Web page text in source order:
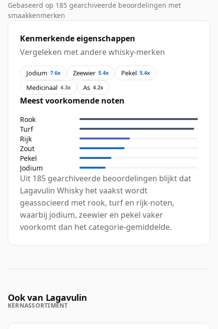
Gebaseerd op 185 gearchiveerde beoordelingen met
smaakkenmerken
Kenmerkende eigenschappen
Vergeleken met andere whisky-merken
Jodium 7.6x Zeewier 5.4x Pekel 5.4x
Medicinaal 4.3x As 4.2x
Meest voorkomende noten
Rook
Turf
Rijk
Zout
Pekel
Jodium
Uit 185 gearchiveerde beoordelingen blijkt dat
Lagavulin Whisky het vaakst wordt
geassocieerd met rook, turf en rijk-noten,
waarbij jodium, zeewier en pekel vaker
voorkomt dan het categorie-gemiddelde.
Ook van Lagavulin
KERNASSORTIMENT